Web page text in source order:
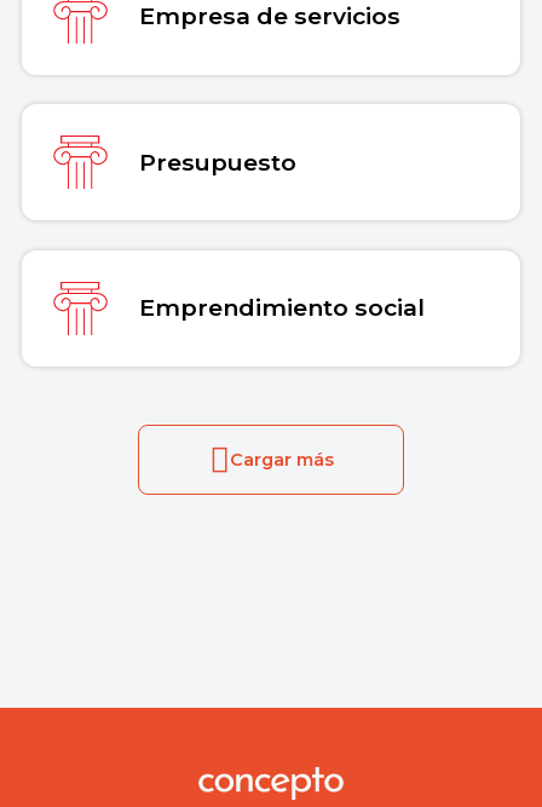
Empresa de servicios
Presupuesto
Emprendimiento social
Cargar más